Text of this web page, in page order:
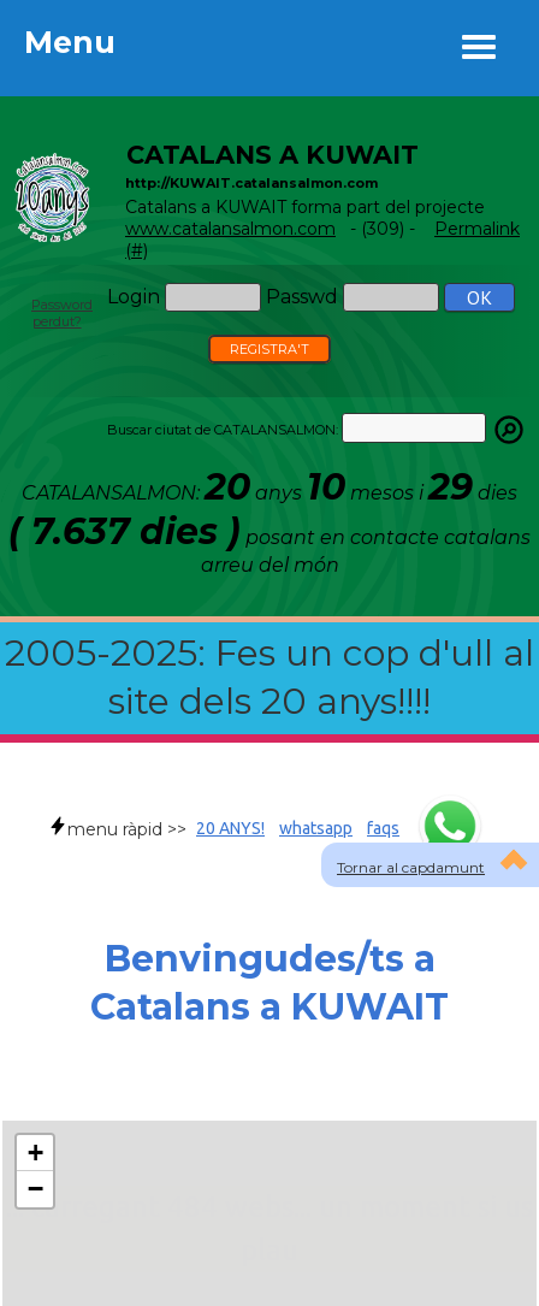
Menu
CATALANS A KUWAIT
http://KUWAIT.catalansalmon.com
Catalans a KUWAIT forma part del projecte
www.catalansalmon.com - (309) -
Permalink
(#)
Login Passwd
Password
perdut?
REGISTRA'T
Buscar ciutat de CATALANSALMON:
CATALANSALMON:20 anys 10 mesos i29 dies
( 7.637 dies ) posant en contacte catalans
arreu del món
2005-2025: Fes un cop d'ull al
site dels 20 anys!!!!
Menu
Tornar al capdamunt
menu ràpid >> 20 ANYS! whatsapp faqs
Benvingudes/ts a
Catalans a KUWAIT
... carregant 484 webs... un moment si us
+
−